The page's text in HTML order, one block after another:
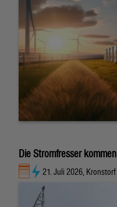
Die Stromfresser kommen
21. Juli 2026, Kronstorf